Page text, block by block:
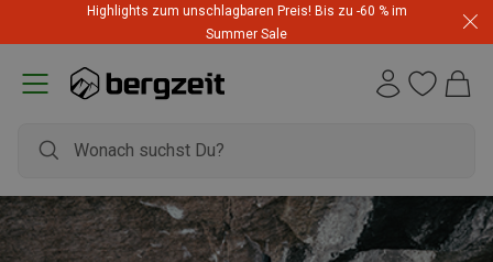
Highlights zum unschlagbaren Preis! Bis zu -60 % im
Summer Sale